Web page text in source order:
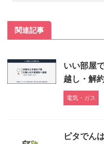
関連記事
いい部屋
越し・解
電気・ガス
ピタでん